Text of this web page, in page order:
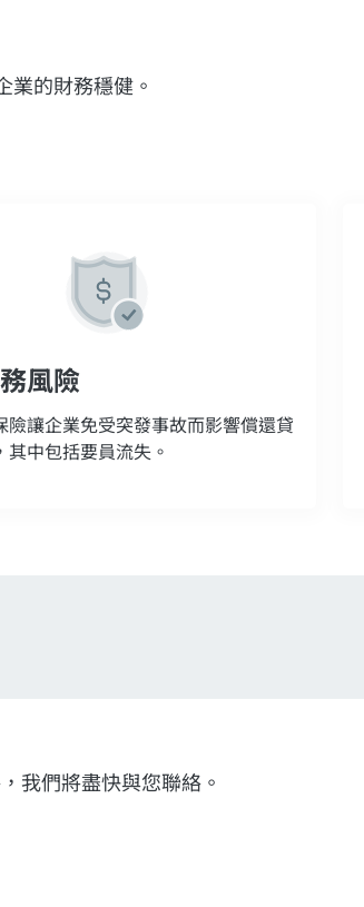
業的財務穩健。
風險
險讓企業免受突發事故而影響償還貸
其中包括要員流失。
我們將盡快與您聯絡。